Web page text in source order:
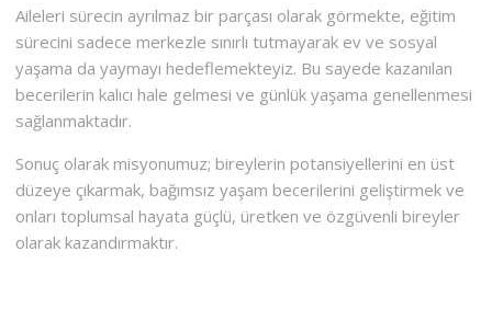
Aileleri sürecin ayrılmaz bir parçası olarak görmekte, eğitim
sürecini sadece merkezle sınırlı tutmayarak ev ve sosyal
yaşama da yaymayı hedeflemekteyiz. Bu sayede kazanılan
becerilerin kalıcı hale gelmesi ve günlük yaşama genellenmesi
sağlanmaktadır.
Sonuç olarak misyonumuz; bireylerin potansiyellerini en üst
düzeye çıkarmak, bağımsız yaşam becerilerini geliştirmek ve
onları toplumsal hayata güçlü, üretken ve özgüvenli bireyler
olarak kazandırmaktır.